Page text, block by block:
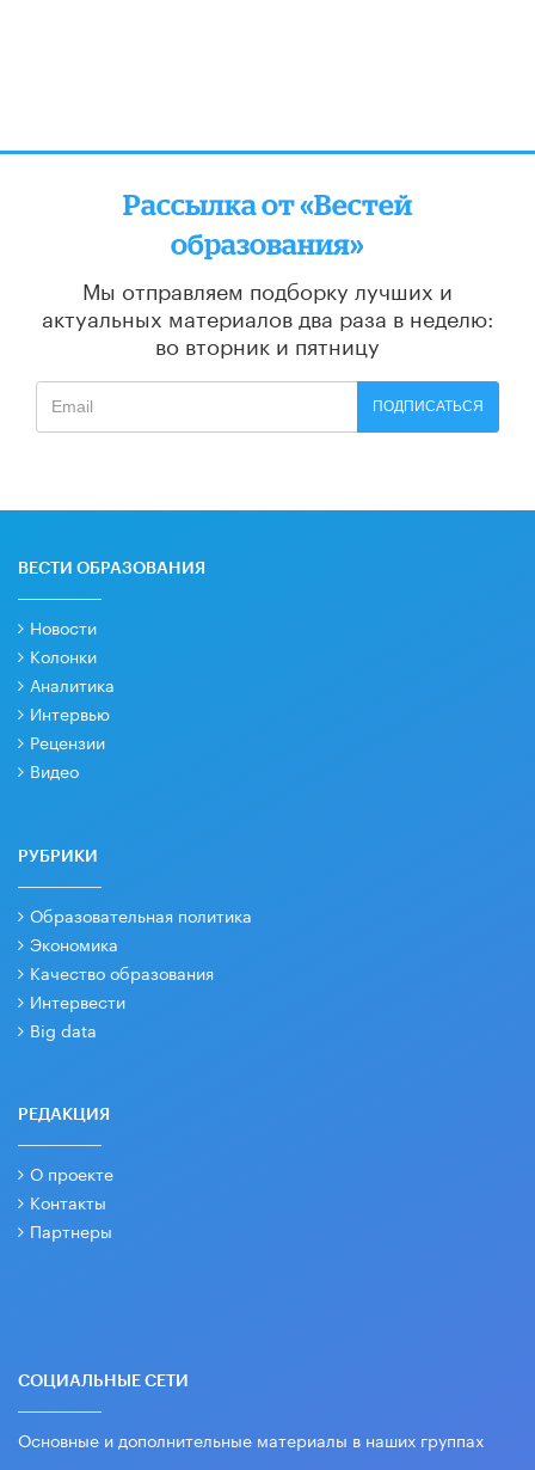
Рассылка от «Вестей
образования»
Мы отправляем подборку лучших и
актуальных материалов два раза в неделю:
во вторник и пятницу
ПОДПИСАТЬСЯ
ВЕСТИ ОБРАЗОВАНИЯ
Новости
Колонки
Аналитика
Интервью
Рецензии
Видео
РУБРИКИ
Образовательная политика
Экономика
Качество образования
Интервести
Big data
РЕДАКЦИЯ
О проекте
Контакты
Партнеры
СОЦИАЛЬНЫЕ СЕТИ
Основные и дополнительные материалы в наших группах